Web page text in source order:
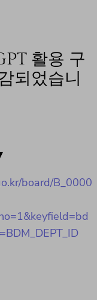
활용 구
되었습니
board/B_0000